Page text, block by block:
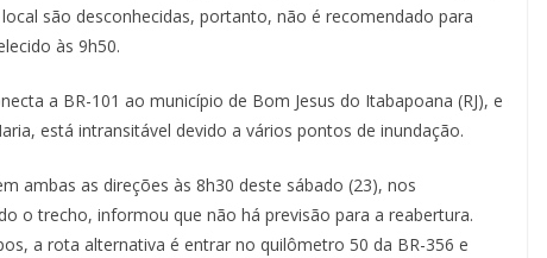
são desconhecidas, portanto, não é recomendado para
às 9h50.
a BR-101 ao município de Bom Jesus do Itabapoana (RJ), e
está intransitável devido a vários pontos de inundação.
ambas as direções às 8h30 deste sábado (23), nos
o trecho, informou que não há previsão para a reabertura.
a rota alternativa é entrar no quilômetro 50 da BR-356 e